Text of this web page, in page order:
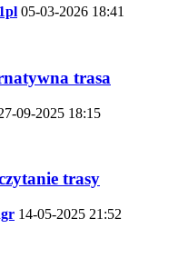
05-03-2026 18:41
trasa
09-2025 18:15
trasy
14-05-2025 21:52